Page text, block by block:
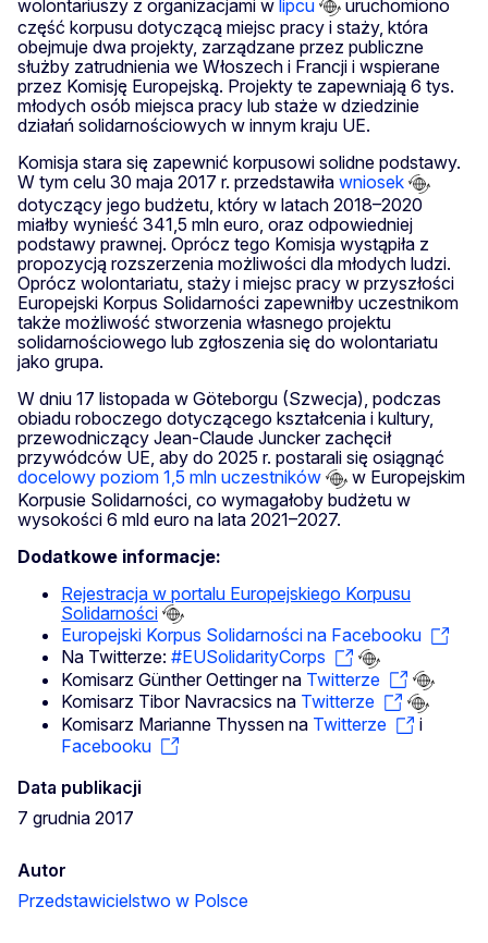
wolontariuszy z organizacjami w lipcu
uruchomiono
część korpusu dotyczącą miejsc pracy i staży, która
obejmuje dwa projekty, zarządzane przez publiczne
służby zatrudnienia we Włoszech i Francji i wspierane
przez Komisję Europejską. Projekty te zapewniają 6 tys.
młodych osób miejsca pracy lub staże w dziedzinie
działań solidarnościowych w innym kraju UE.
Komisja stara się zapewnić korpusowi solidne podstawy.
W tym celu 30 maja 2017 r. przedstawiła wniosek
dotyczący jego budżetu, który w latach 2018–2020
miałby wynieść 341,5 mln euro, oraz odpowiedniej
podstawy prawnej. Oprócz tego Komisja wystąpiła z
propozycją rozszerzenia możliwości dla młodych ludzi.
Oprócz wolontariatu, staży i miejsc pracy w przyszłości
Europejski Korpus Solidarności zapewniłby uczestnikom
także możliwość stworzenia własnego projektu
solidarnościowego lub zgłoszenia się do wolontariatu
jako grupa.
W dniu 17 listopada w Göteborgu (Szwecja), podczas
obiadu roboczego dotyczącego kształcenia i kultury,
przewodniczący Jean-Claude Juncker zachęcił
przywódców UE, aby do 2025 r. postarali się osiągnąć
docelowy poziom 1,5 mln uczestników
w Europejskim
Korpusie Solidarności, co wymagałoby budżetu w
wysokości 6 mld euro na lata 2021–2027.
Dodatkowe informacje:
Rejestracja w portalu Europejskiego Korpusu
Solidarności
Europejski Korpus Solidarności na Facebooku
Na Twitterze: #EUSolidarityCorps
Komisarz Günther Oettinger na Twitterze
Komisarz Tibor Navracsics na Twitterze
Komisarz Marianne Thyssen na Twitterze
i
Facebooku
Data publikacji
7 grudnia 2017
Autor
Przedstawicielstwo w Polsce